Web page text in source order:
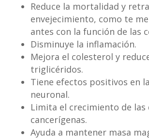
Reduce la mortalidad y
envejecimiento, como te
antes con la función de las
Disminuye la inflamación.
Mejora el colesterol y
triglicéridos.
Tiene efectos positivos en
neuronal.
Limita el crecimiento de las
cancerígenas.
Ayuda a mantener masa